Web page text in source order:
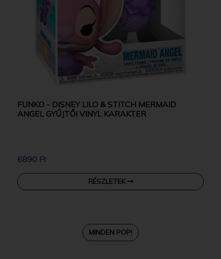
FUNKO - DISNEY LILO & STITCH MERMAID
ANGEL GYŰJTŐI VINYL KARAKTER
6890 Ft
RÉSZLETEK
MINDEN POP!